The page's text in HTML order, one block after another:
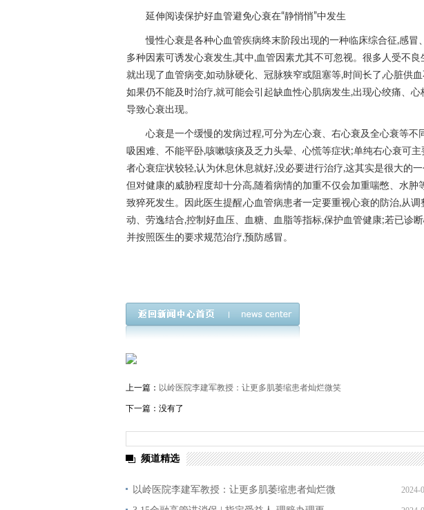
延伸阅读保护好血管避免心衰在“静悄悄”中发生
慢性心衰是各种心血管疾病终末阶段出现的一种临床综合征,感冒
多种因素可诱发心衰发生,其中,血管因素尤其不可忽视。很多人受不良
就出现了血管病变,如动脉硬化、冠脉狭窄或阻塞等,时间长了,心脏供
如果仍不能及时治疗,就可能会引起缺血性心肌病发生,出现心绞痛、
导致心衰出现。
心衰是一个缓慢的发病过程,可分为左心衰、右心衰及全心衰等不
吸困难、不能平卧,咳嗽咳痰及乏力头晕、心慌等症状;单纯右心衰可
者心衰症状较轻,认为休息休息就好,没必要进行治疗,这其实是很大的
但对健康的威胁程度却十分高,随着病情的加重不仅会加重喘憋、水肿
致猝死发生。因此医生提醒,心血管病患者一定要重视心衰的防治,从
动、劳逸结合,控制好血压、血糖、血脂等指标,保护血管健康;若已诊
并按照医生的要求规范治疗,预防感冒。
上一篇： 以岭医院李建军教授：让更多肌萎缩患者灿烂微笑
下一篇：没有了
频道精选
以岭医院李建军教授：让更多肌萎缩患者灿烂微 2024-